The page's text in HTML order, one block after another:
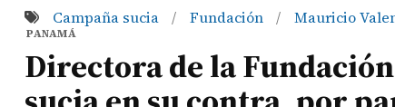
Campaña sucia / Fundación / Mauricio
PANAMÁ
Directora de la